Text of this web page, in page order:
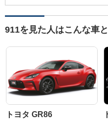
911を見た人はこんな車
トヨタ GR86